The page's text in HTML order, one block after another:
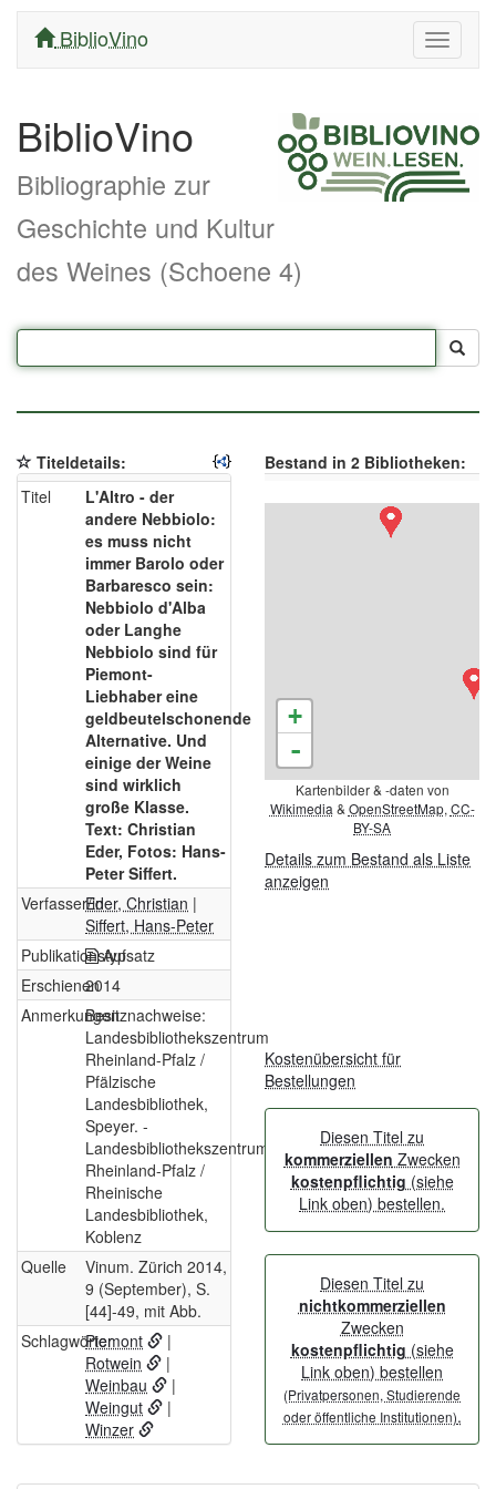
ein/
BiblioVino
BiblioVino
Bibliographie zur
Geschichte und Kultur
des Weines (Schoene 4)
Titeldetails:
Titel
L'Altro - der
andere Nebbiolo:
es muss nicht
immer Barolo oder
Barbaresco sein:
Nebbiolo d'Alba
oder Langhe
Nebbiolo sind für
Piemont-
Liebhaber eine
geldbeutelschonende
Alternative. Und
einige der Weine
sind wirklich
große Klasse.
Text: Christian
Eder, Fotos: Hans-
Peter Siffert.
Verfasser/inEder, Christian |
Siffert, Hans-Peter
PublikationstypAufsatz
Erschienen2014
AnmerkungenBesitznachweise:
Landesbibliothekszentrum
Rheinland-Pfalz /
Pfälzische
Landesbibliothek,
Speyer. -
Landesbibliothekszentrum
Rheinland-Pfalz /
Rheinische
Landesbibliothek,
Koblenz
Quelle
Vinum. Zürich 2014,
9 (September), S.
[44]-49, mit Abb.
SchlagwörterPiemont
|
Rotwein
|
Weinbau
|
Weingut
|
Winzer
Bestand in 2 Bibliotheken:
+
-
Kartenbilder & -daten von
Wikimedia & OpenStreetMap, CC-
BY-SA
Details zum Bestand als Liste
anzeigen
Kostenübersicht für
Bestellungen
Diesen Titel zu
kommerziellen Zwecken
kostenpflichtig (siehe
Link oben) bestellen.
Diesen Titel zu
nichtkommerziellen
Zwecken
kostenpflichtig (siehe
Link oben) bestellen
(Privatpersonen, Studierende
oder öffentliche Institutionen).